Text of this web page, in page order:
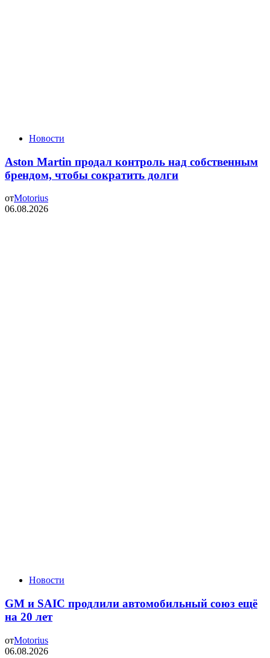
Новости
Aston Martin продал контроль над собственным
брендом, чтобы сократить долги
отMotorius
06.08.2026
Новости
GM и SAIC продлили автомобильный союз ещё
на 20 лет
отMotorius
06.08.2026